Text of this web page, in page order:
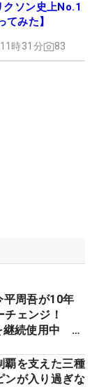
クソン史上No.1
てみた】
時31分 83
平周吾が10年
ェンジ！
継続使用中 #
覇を支えた三種
が入り過ぎな